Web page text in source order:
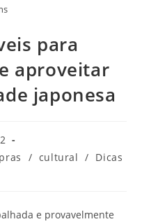
para
aproveitar
japonesa
/ cultural / Dicas
e provavelmente